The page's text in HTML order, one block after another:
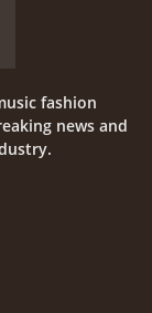
fashion
news and